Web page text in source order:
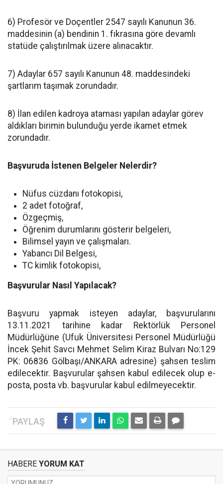
6) Profesör ve Doçentler 2547 sayılı Kanunun 36.
maddesinin (a) bendinin 1. fıkrasına göre devamlı
statüde çalıştırılmak üzere alınacaktır.
7) Adaylar 657 sayılı Kanunun 48. maddesindeki
şartlarım taşımak zorundadır.
8) İlan edilen kadroya ataması yapılan adaylar görev
aldıkları birimin bulunduğu yerde ikamet etmek
zorundadır.
Başvuruda İstenen Belgeler Nelerdir?
Nüfus cüzdanı fotokopisi,
2 adet fotoğraf,
Özgeçmiş,
Öğrenim durumlarını gösterir belgeleri,
Bilimsel yayın ve çalışmaları.
Yabancı Dil Belgesi,
TC kimlik fotokopisi,
Başvurular Nasıl Yapılacak?
Başvuru yapmak isteyen adaylar, başvurularını
13.11.2021 tarihine kadar Rektörlük Personel
Müdürlüğüne (Ufuk Üniversitesi Personel Müdürlüğü
İncek Şehit Savcı Mehmet Selim Kiraz Bulvarı No:129
PK: 06836 Gölbaşı/ANKARA adresine) şahsen teslim
edilecektir. Başvurular şahsen kabul edilecek olup e-
posta, posta vb. başvurular kabul edilmeyecektir.
HABERE YORUM KAT